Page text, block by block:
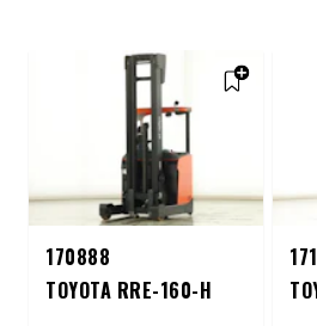
170888
TOYOTA RRE-160-H